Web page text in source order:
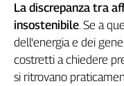
Easy
Inserti
Idea
Diffusa
La discrepanza tra
insostenibile. Se a
dell'energia e dei
costretti a chiedere
si ritrovano